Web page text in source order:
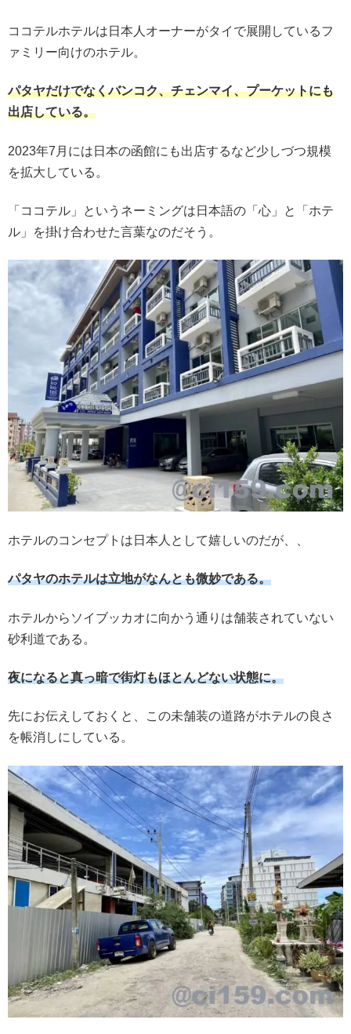
ココテルホテルは日本人オーナーがタイで展開しているフ
ァミリー向けのホテル。
パタヤだけでなくバンコク、チェンマイ、プーケットにも
出店している。
2023年7月には日本の函館にも出店するなど少しづつ規模
を拡大している。
「ココテル」というネーミングは日本語の「心」と「ホテ
ル」を掛け合わせた言葉なのだそう。
ホテルのコンセプトは日本人として嬉しいのだが、、
パタヤのホテルは立地がなんとも微妙である。
ホテルからソイブッカオに向かう通りは舗装されていない
砂利道である。
夜になると真っ暗で街灯もほとんどない状態に。
先にお伝えしておくと、この未舗装の道路がホテルの良さ
を帳消しにしている。